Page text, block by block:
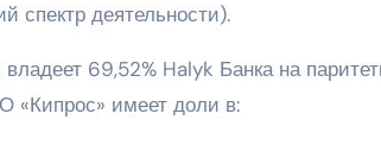
деятельности).
69,52% Halyk Банка на
«Кипрос» имеет доли в: